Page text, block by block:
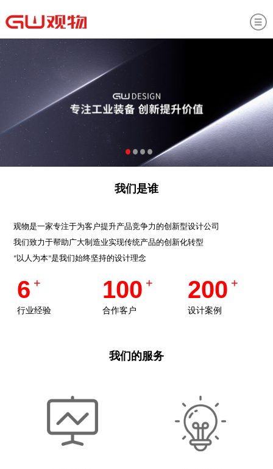
我们是谁
观物是一家专注于为客户提升产品竞争力的创新型设计公司
我们致力于帮助广大制造业实现传统产品的创新化转型
“以人为本”是我们始终坚持的设计理念
6 +
行业经验
100 +
合作客户
200 +
设计案例
我们的服务